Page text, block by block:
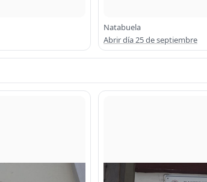
Natabuela
Abrir día 25 de septiembre